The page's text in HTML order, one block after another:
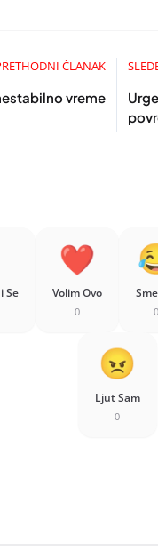
ČLANAK
vreme
Se Volim Ovo
0 0
Ljut Sam
0